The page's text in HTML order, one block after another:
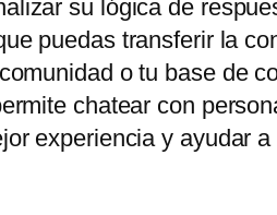
su lógica de
puedas transferir la
o tu base de
chatear con
experiencia y ayudar